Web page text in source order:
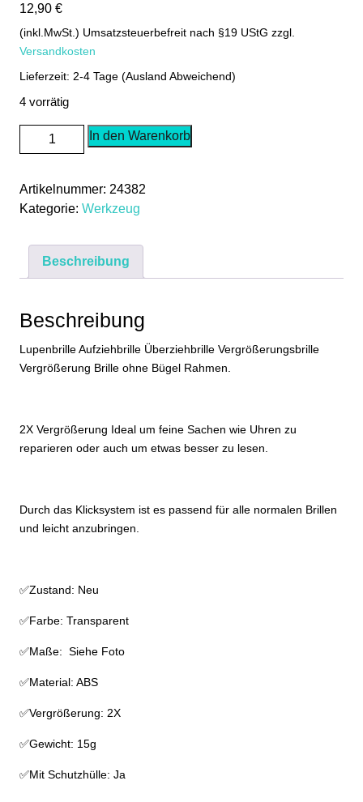
12,90 €
(inkl.MwSt.) Umsatzsteuerbefreit nach §19 UStG zzgl.
Versandkosten
Lieferzeit: 2-4 Tage (Ausland Abweichend)
4 vorrätig
Lupenbrille
Aufziehbrille
Vergrößerungsbrille
Vergrößerung
Menge
In den Warenkorb
Artikelnummer: 24382
Kategorie: Werkzeug
Beschreibung
Beschreibung
Lupenbrille Aufziehbrille Überziehbrille Vergrößerungsbrille
Vergrößerung Brille ohne Bügel Rahmen.
2X Vergrößerung Ideal um feine Sachen wie Uhren zu
reparieren oder auch um etwas besser zu lesen.
Durch das Klicksystem ist es passend für alle normalen Brillen
und leicht anzubringen.
✅Zustand: Neu
✅Farbe: Transparent
✅Maße: Siehe Foto
✅Material: ABS
✅Vergrößerung: 2X
✅Gewicht: 15g
✅Mit Schutzhülle: Ja